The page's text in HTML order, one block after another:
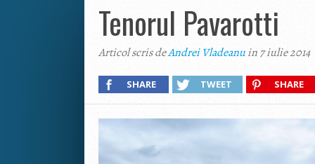
Tenorul Pavarotti
Articol scris deAndrei Vladeanuin 7 iulie 2014
SHARE TWEET SHARE